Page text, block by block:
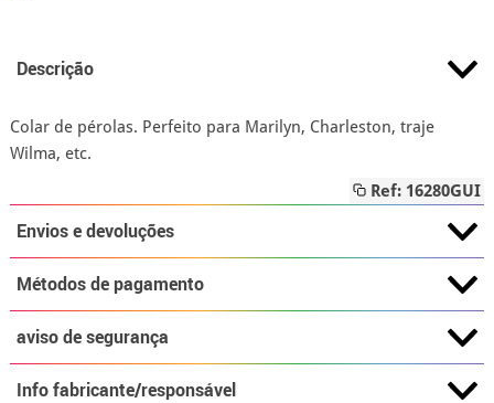
Descrição
Colar de pérolas. Perfeito para Marilyn, Charleston, traje
Wilma, etc.
Ref: 16280GUI
Envios e devoluções
Métodos de pagamento
aviso de segurança
Info fabricante/responsável